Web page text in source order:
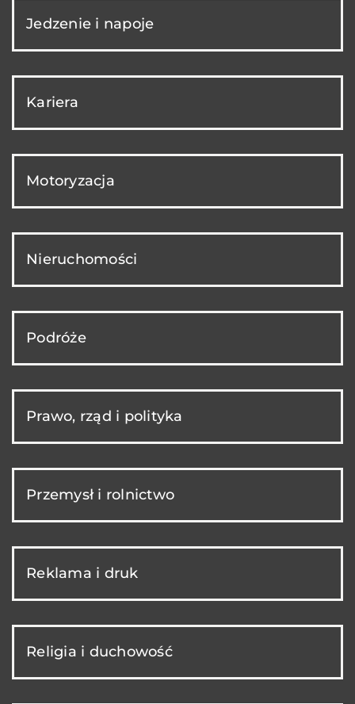
Jedzenie i napoje
Kariera
Motoryzacja
Nieruchomości
Podróże
Prawo, rząd i polityka
Przemysł i rolnictwo
Reklama i druk
Religia i duchowość